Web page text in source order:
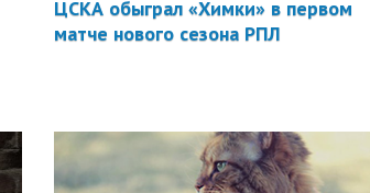
ЦСКА обыграл «Химки» в первом
матче нового сезона РПЛ